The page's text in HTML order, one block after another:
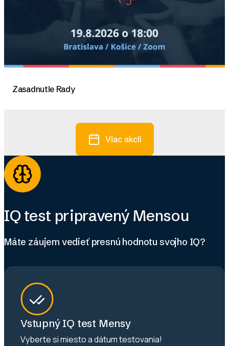
Zasadnutie Rady
Viac akcií
IQ test pripravený Mensou
Máte záujem vedieť presnú hodnotu svojho IQ?
Vstupný IQ test Mensy
Vyberte si miesto a dátum testovania!